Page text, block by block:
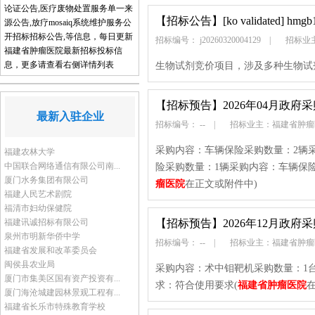
论证公告,医疗废物处置服务单一来
源公告,放疗mosaiq系统维护服务公
开招标招标公告,等信息，每日更新
福建省肿瘤医院最新招标投标信
息，更多请查看右侧详情列表
最新入驻企业
福建农林大学
中国联合网络通信有限公司南...
厦门水务集团有限公司
福建人民艺术剧院
福清市妇幼保健院
福建讯诚招标有限公司
泉州市明新华侨中学
福建省发展和改革委员会
闽侯县农业局
厦门市集美区国有资产投资有...
厦门海沧城建园林景观工程有...
福建省长乐市特殊教育学校
【招标公告】 [ko validated]
招标编号： j20260320004129 招标业
生物试剂竞价项目，涉及多种生物
【招标预告】 2026年04月政府
招标编号： -- 招标业主：福建省肿
采购内容：车辆保险采购数量：2辆
险采购数量：1辆采购内容：车辆保
瘤医院在正文或附件中)
【招标预告】 2026年12月政府
招标编号： -- 招标业主：福建省肿
采购内容：术中钼靶机采购数量：1
求：符合使用要求(福建省肿瘤医院